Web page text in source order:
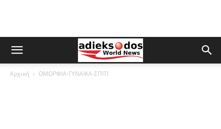
Αρχική ΟΜΟΡΦΙΑ-ΓΥΝΑΙΚΑ-ΣΠΙΤΙ